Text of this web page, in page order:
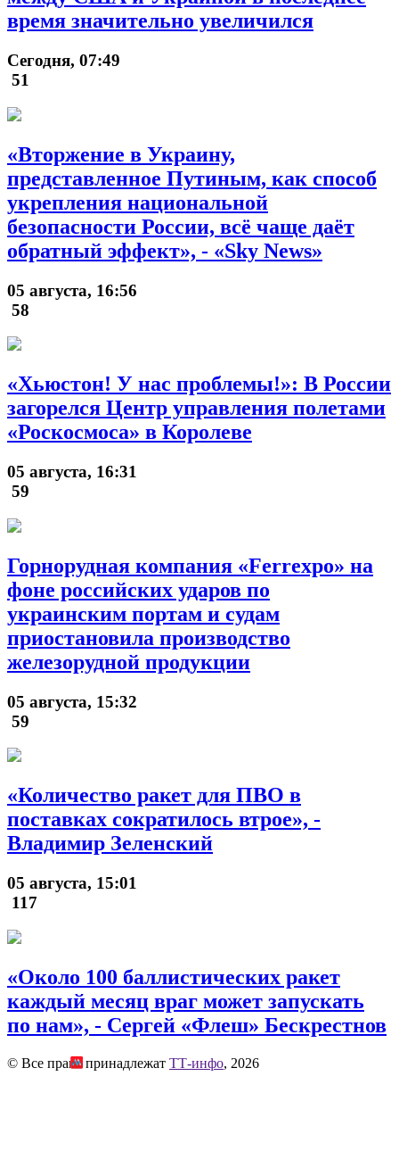
время значительно увеличился
Сегодня, 07:49
51
«Вторжение в Украину,
представленное Путиным, как способ
укрепления национальной
безопасности России, всё чаще даёт
обратный эффект», - «Sky News»
05 августа, 16:56
58
«Хьюстон! У нас проблемы!»: В России
загорелся Центр управления полетами
«Роскосмоса» в Королеве
05 августа, 16:31
59
Горнорудная компания «Ferrexpo» на
фоне российских ударов по
украинским портам и судам
приостановила производство
железорудной продукции
05 августа, 15:32
59
«Количество ракет для ПВО в
поставках сократилось втрое», -
Владимир Зеленский
05 августа, 15:01
117
«Около 100 баллистических ракет
каждый месяц враг может запускать
по нам», - Сергей «Флеш» Бескрестнов
© Все права принадлежат ТТ-инфо, 2026